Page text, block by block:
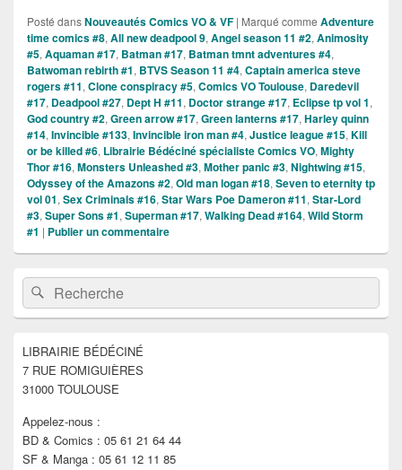
Posté dansNouveautés Comics VO & VF | Marqué comme Adventure
time comics #8, All new deadpool 9, Angel season 11 #2, Animosity
#5, Aquaman #17, Batman #17, Batman tmnt adventures #4,
Batwoman rebirth #1, BTVS Season 11 #4, Captain america steve
rogers #11, Clone conspiracy #5, Comics VO Toulouse, Daredevil
#17, Deadpool #27, Dept H #11, Doctor strange #17, Eclipse tp vol 1,
God country #2, Green arrow #17, Green lanterns #17, Harley quinn
#14, Invincible #133, Invincible iron man #4, Justice league #15, Kill
or be killed #6, Librairie Bédéciné spécialiste Comics VO, Mighty
Thor #16, Monsters Unleashed #3, Mother panic #3, Nightwing #15,
Odyssey of the Amazons #2, Old man logan #18, Seven to eternity tp
vol 01, Sex Criminals #16, Star Wars Poe Dameron #11, Star-Lord
#3, Super Sons #1, Superman #17, Walking Dead #164, Wild Storm
#1 | Publier un commentaire
Zone
principale
de
widget
barre
latérale
Recherche :Rechercher
LIBRAIRIE BÉDÉCINÉ
7 RUE ROMIGUIÈRES
31000 TOULOUSE
Appelez-nous :
BD & Comics : 05 61 21 64 44
SF & Manga : 05 61 12 11 85